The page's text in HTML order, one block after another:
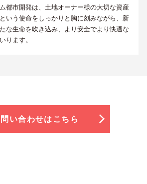
都市開発は、土地オーナー様の大切な資産
いう使命をしっかりと胸に刻みながら、新
な生命を吹き込み、より安全でより快適な
ります。
い合わせはこちら